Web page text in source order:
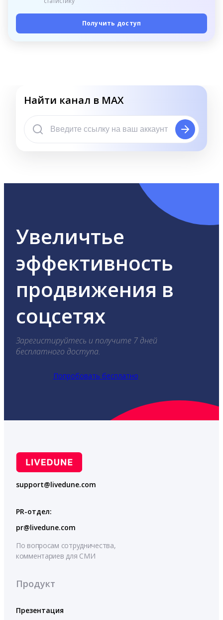
Получить доступ
Найти канал в MAX
Увеличтье
эффективность
продвижения в
соцсетях
Зарегистируйтесь и получите 7 дней
бесплатного доступа.
Попробовать бесплатно
support@livedune.com
PR-отдел:
pr@livedune.com
По вопросам сотрудничества,
комментариев для СМИ
Продукт
Презентация